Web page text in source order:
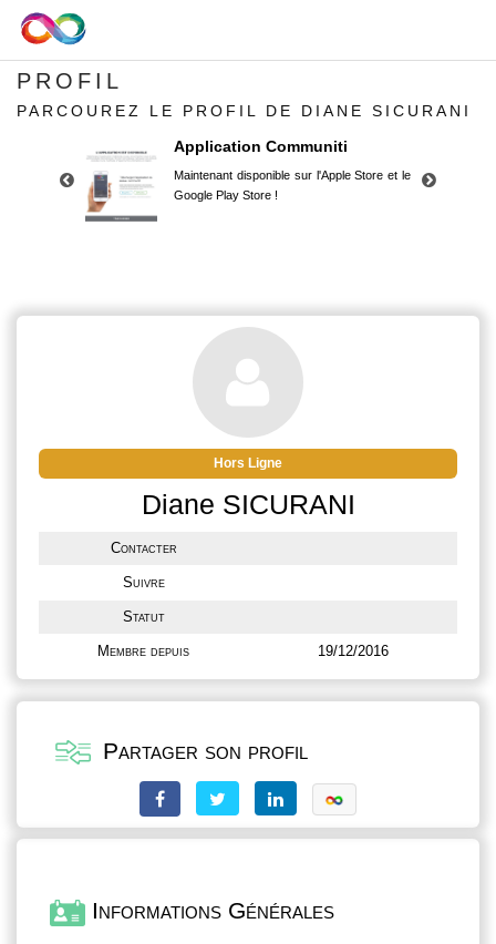
PROFIL
PARCOUREZ LE PROFIL DE DIANE SICURANI
Application Communiti
Maintenant disponible sur l'Apple Store et le
Google Play Store !
Google Play Store !
Hors Ligne
Diane SICURANI
Contacter
Suivre
Statut
Membre depuis 19/12/2016
Partager son profil
Informations Générales